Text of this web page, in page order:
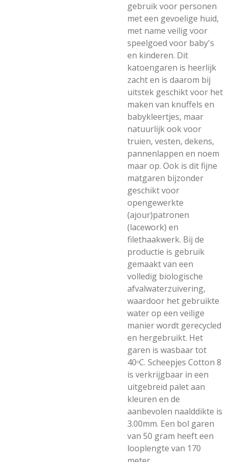
gebruik voor personen
met een gevoelige huid,
met name veilig voor
speelgoed voor baby's
en kinderen. Dit
katoengaren is heerlijk
zacht en is daarom bij
uitstek geschikt voor het
maken van knuffels en
babykleertjes, maar
natuurlijk ook voor
truien, vesten, dekens,
pannenlappen en noem
maar op. Ook is dit fijne
matgaren bijzonder
geschikt voor
opengewerkte
(ajour)patronen
(lacework) en
filethaakwerk. Bij de
productie is gebruik
gemaakt van een
volledig biologische
afvalwaterzuivering,
waardoor het gebruikte
water op een veilige
manier wordt gerecycled
en hergebruikt. Het
garen is wasbaar tot
40ᵒC. Scheepjes Cotton 8
is verkrijgbaar in een
uitgebreid palet aan
kleuren en de
aanbevolen naalddikte is
3.00mm. Een bol garen
van 50 gram heeft een
looplengte van 170